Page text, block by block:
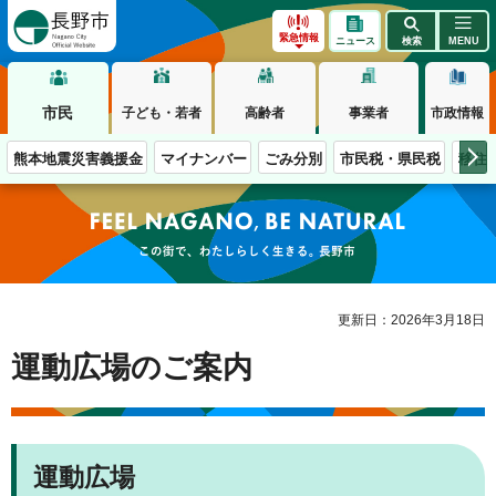
緊急情報 ニュース 検索 MENU
市民 子ども・若者 高齢者 事業者 市政情報
熊本地震災害義援金 マイナンバー ごみ分別 市民税・県民税 移住
この街で、わたしらしく生きる。長野市
更新日：2026年3月18日
運動広場のご案内
運動広場